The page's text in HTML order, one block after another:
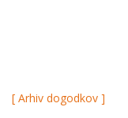
[ Arhiv dogodkov ]